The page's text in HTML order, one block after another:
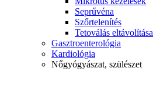
Seprűvéna
Szőrtelenítés
Tetoválás eltávolítása
Gasztroenterológia
Kardiológia
Nőgyógyászat, szülészet